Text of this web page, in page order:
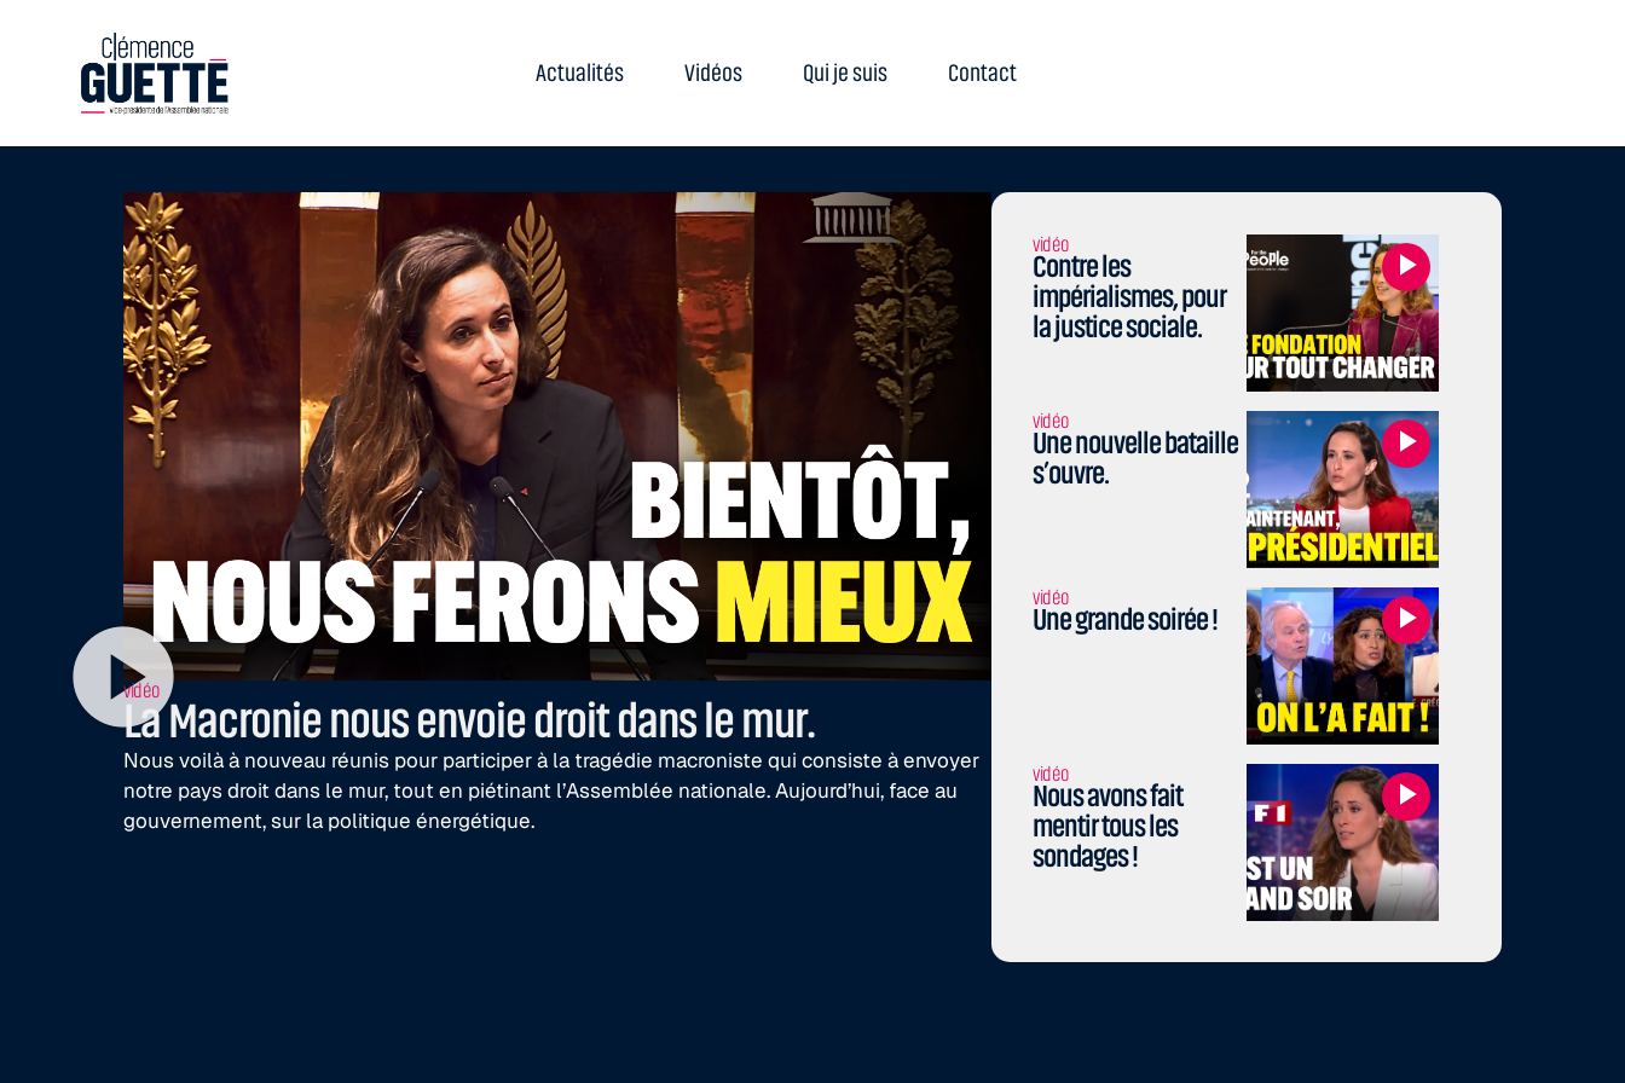
Actualités Vidéos Qui je suis Contact
vidéo
La Macronie nous envoie droit dans le mur.
Nous voilà à nouveau réunis pour participer à la tragédie macroniste qui consiste à envoyer
notre pays droit dans le mur, tout en piétinant l’Assemblée nationale. Aujourd’hui, face au
gouvernement, sur la politique énergétique.
vidéo
Contre les
impérialismes, pour
la justice sociale.
vidéo
Une nouvelle bataille
s’ouvre.
vidéo
Une grande soirée !
vidéo
Nous avons fait
mentir tous les
sondages !